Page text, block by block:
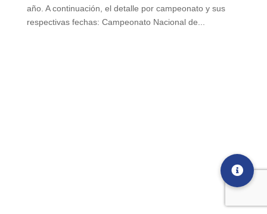
año. A continuación, el detalle por campeonato y sus
respectivas fechas: Campeonato Nacional de...